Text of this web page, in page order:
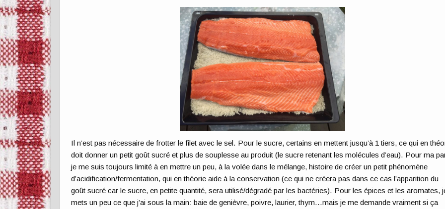
Il n’est pas nécessaire de frotter le filet avec le sel. Pour le sucre, certains en mettent jusqu’à 1 tiers, ce qui en
doit donner un petit goût sucré et plus de souplesse au produit (le sucre retenant les molécules d’eau). Pour ma
je me suis toujours limité à en mettre un peu, à la volée dans le mélange, histoire de créer un petit phénomène
d’acidification/fermentation, qui en théorie aide à la conservation (ce qui ne créera pas dans ce cas l’apparition du
goût sucré car le sucre, en petite quantité, sera utilisé/dégradé par les bactéries). Pour les épices et les aromates,
mets un peu ce que j’ai sous la main: baie de genièvre, poivre, laurier, thym…mais je me demande vraiment si ça